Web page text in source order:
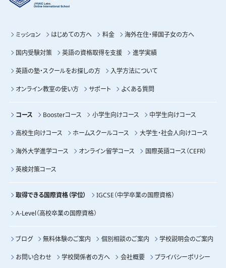
ミッション はじめての方へ 料金 海外在住・帰国子女の方へ
国内受験対策 英語の資格取得を支援 進学実績
英語の塾・スクールをお探しの方 入学方法について
オンライン教室の使い方 サポート よくある質問
コース Boosterコース 小学生向けコース 中学生向けコース
高校生向けコース ホームスクールコース 大学生・社会人向けコース
海外大学進学コース オンライン留学コース 国際英語コース（CEFR）
英検対策コース
取得できる国際資格（学位） IGCSE（中学卒業の国際資格）
A-Level（高校卒業の国際資格）
ブログ 無料体験のご案内 個別相談のご案内 学校説明会のご案内
お問い合わせ 学校関係者の方へ 会社概要 プライバシーポリシー